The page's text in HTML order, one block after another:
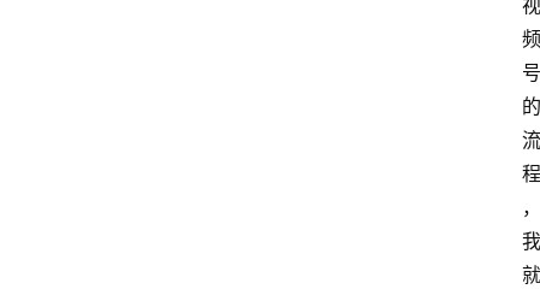
视
频
号
的
流
程
，
我
就